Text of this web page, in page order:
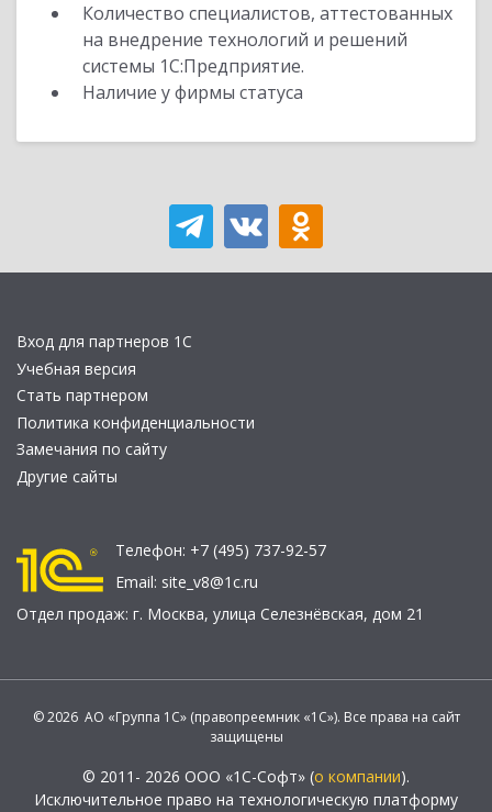
Количество специалистов, аттестованных
на внедрение технологий и решений
системы 1С:Предприятие.
Наличие у фирмы статуса
Вход для партнеров 1С
Учебная версия
Стать партнером
Политика конфиденциальности
Замечания по сайту
Другие сайты
Телефон: +7 (495) 737-92-57
Email: site_v8@1c.ru
Отдел продаж: г. Москва, улица Селезнёвская, дом 21
© 2026 АО «Группа 1С» (правопреемник «1С»). Все права на сайт
защищены
© 2011- 2026 ООО «1С-Софт» (о компании).
Исключительное право на технологическую платформу